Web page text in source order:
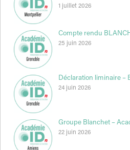
1 juillet 2026
Compte rendu
25 juin 2026
Déclaration liminaire –
24 juin 2026
Groupe Blanchet –
22 juin 2026